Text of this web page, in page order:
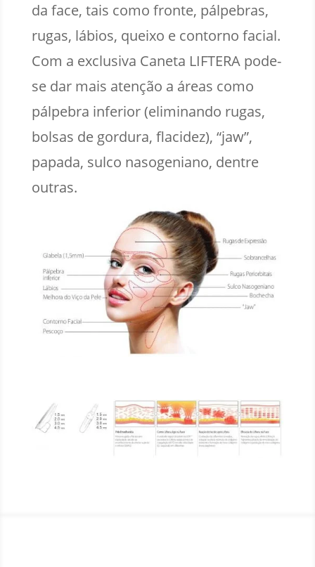
da face, tais como fronte, pálpebras,
rugas, lábios, queixo e contorno facial.
Com a exclusiva Caneta LIFTERA pode-
se dar mais atenção a áreas como
pálpebra inferior (eliminando rugas,
bolsas de gordura, flacidez), “jaw”,
papada, sulco nasogeniano, dentre
outras.